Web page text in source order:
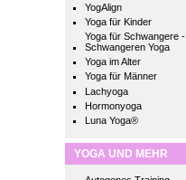
YogAlign
Yoga für Kinder
Yoga für Schwangere -
Schwangeren Yoga
Yoga im Alter
Yoga für Männer
Lachyoga
Hormonyoga
Luna Yoga®
YOGA UND MEHR